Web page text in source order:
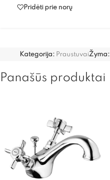
Pridėti prie norų
Kategorija: PraustuvaiŽyma:
Panašūs produktai